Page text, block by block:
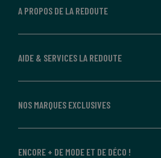
A PROPOS DE LA REDOUTE
AIDE & SERVICES LA REDOUTE
NOS MARQUES EXCLUSIVES
ENCORE + DE MODE ET DE DÉCO !